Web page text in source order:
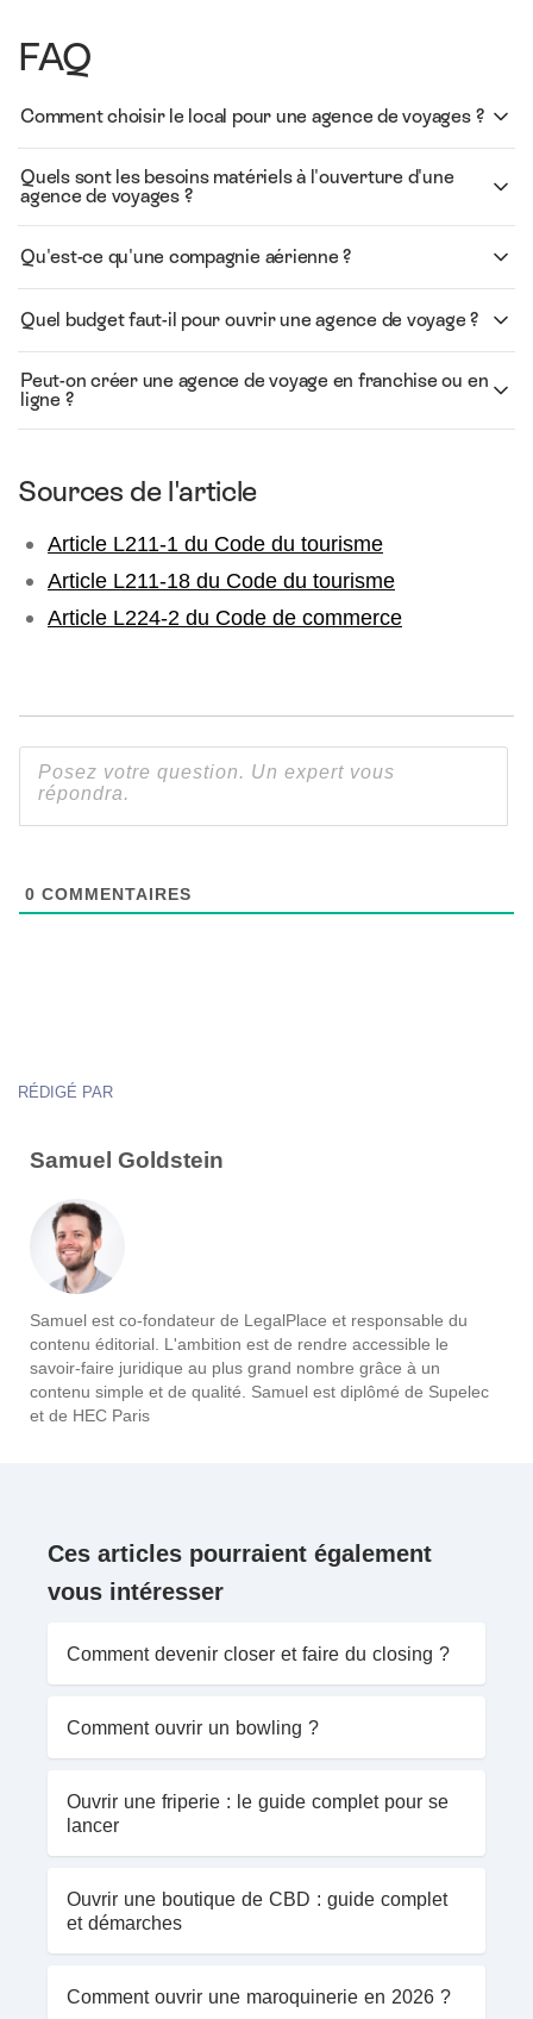
FAQ
Comment choisir le local pour une agence de voyages ?
Quels sont les besoins matériels à l'ouverture d'une
agence de voyages ?
Qu'est-ce qu'une compagnie aérienne ?
Quel budget faut-il pour ouvrir une agence de voyage ?
Peut-on créer une agence de voyage en franchise ou en
ligne ?
Sources de l'article
Article L211-1 du Code du tourisme
Article L211-18 du Code du tourisme
Article L224-2 du Code de commerce
0 COMMENTAIRES
RÉDIGÉ PAR
Samuel Goldstein
Samuel est co-fondateur de LegalPlace et responsable du
contenu éditorial. L'ambition est de rendre accessible le
savoir-faire juridique au plus grand nombre grâce à un
contenu simple et de qualité. Samuel est diplômé de Supelec
et de HEC Paris
Ces articles pourraient également
vous intéresser
Comment devenir closer et faire du closing ?
Comment ouvrir un bowling ?
Ouvrir une friperie : le guide complet pour se
lancer
Ouvrir une boutique de CBD : guide complet
et démarches
Comment ouvrir une maroquinerie en 2026 ?